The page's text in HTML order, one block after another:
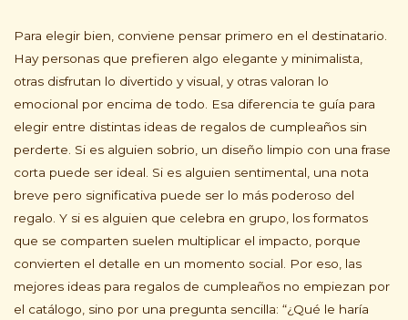
Para elegir bien, conviene pensar primero en el destinatario.
Hay personas que prefieren algo elegante y minimalista,
otras disfrutan lo divertido y visual, y otras valoran lo
emocional por encima de todo. Esa diferencia te guía para
elegir entre distintas ideas de regalos de cumpleaños sin
perderte. Si es alguien sobrio, un diseño limpio con una frase
corta puede ser ideal. Si es alguien sentimental, una nota
breve pero significativa puede ser lo más poderoso del
regalo. Y si es alguien que celebra en grupo, los formatos
que se comparten suelen multiplicar el impacto, porque
convierten el detalle en un momento social. Por eso, las
mejores ideas para regalos de cumpleaños no empiezan por
el catálogo, sino por una pregunta sencilla: “¿Qué le haría